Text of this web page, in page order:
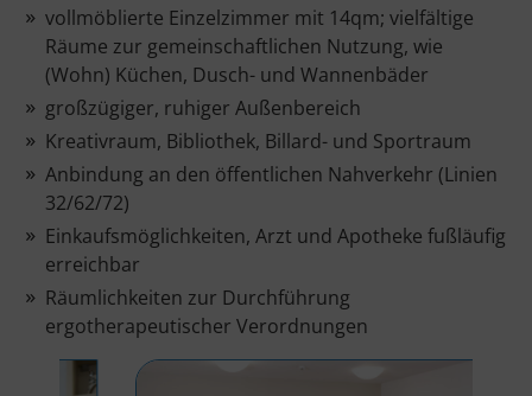
vollmöblierte Einzelzimmer mit 14qm; vielfältige
Räume zur gemeinschaftlichen Nutzung, wie
(Wohn) Küchen, Dusch- und Wannenbäder
großzügiger, ruhiger Außenbereich
Kreativraum, Bibliothek, Billard- und Sportraum
Anbindung an den öffentlichen Nahverkehr (Linien
32/62/72)
Einkaufsmöglichkeiten, Arzt und Apotheke fußläufig
erreichbar
Räumlichkeiten zur Durchführung
ergotherapeutischer Verordnungen